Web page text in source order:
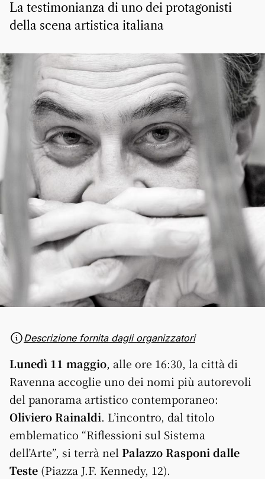
La testimonianza di uno dei protagonisti
della scena artistica italiana
Descrizione fornita dagli organizzatori
Lunedì 11 maggio, alle ore 16:30, la città di
Ravenna accoglie uno dei nomi più autorevoli
del panorama artistico contemporaneo:
Oliviero Rainaldi. L’incontro, dal titolo
emblematico “Riflessioni sul Sistema
dell’Arte”, si terrà nelPalazzo Rasponi dalle
Teste (Piazza J.F. Kennedy, 12).